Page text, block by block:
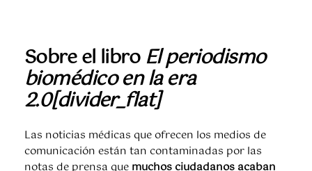
Sobre el libro El periodismo
biomédico en la era
2.0[divider_flat]
Las noticias médicas que ofrecen los medios de
comunicación están tan contaminadas por las
notas de prensa que muchos ciudadanos acaban